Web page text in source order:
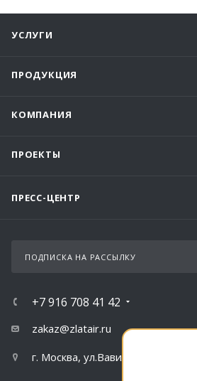
УСЛУГИ
ПРОДУКЦИЯ
КОМПАНИЯ
ПРОЕКТЫ
ПРЕСС-ЦЕНТР
ПОДПИСКА НА РАССЫЛКУ
+7 916 708 41 42
zakaz@zlatair.ru
г. Москва, ул.Вавилова, д.79,